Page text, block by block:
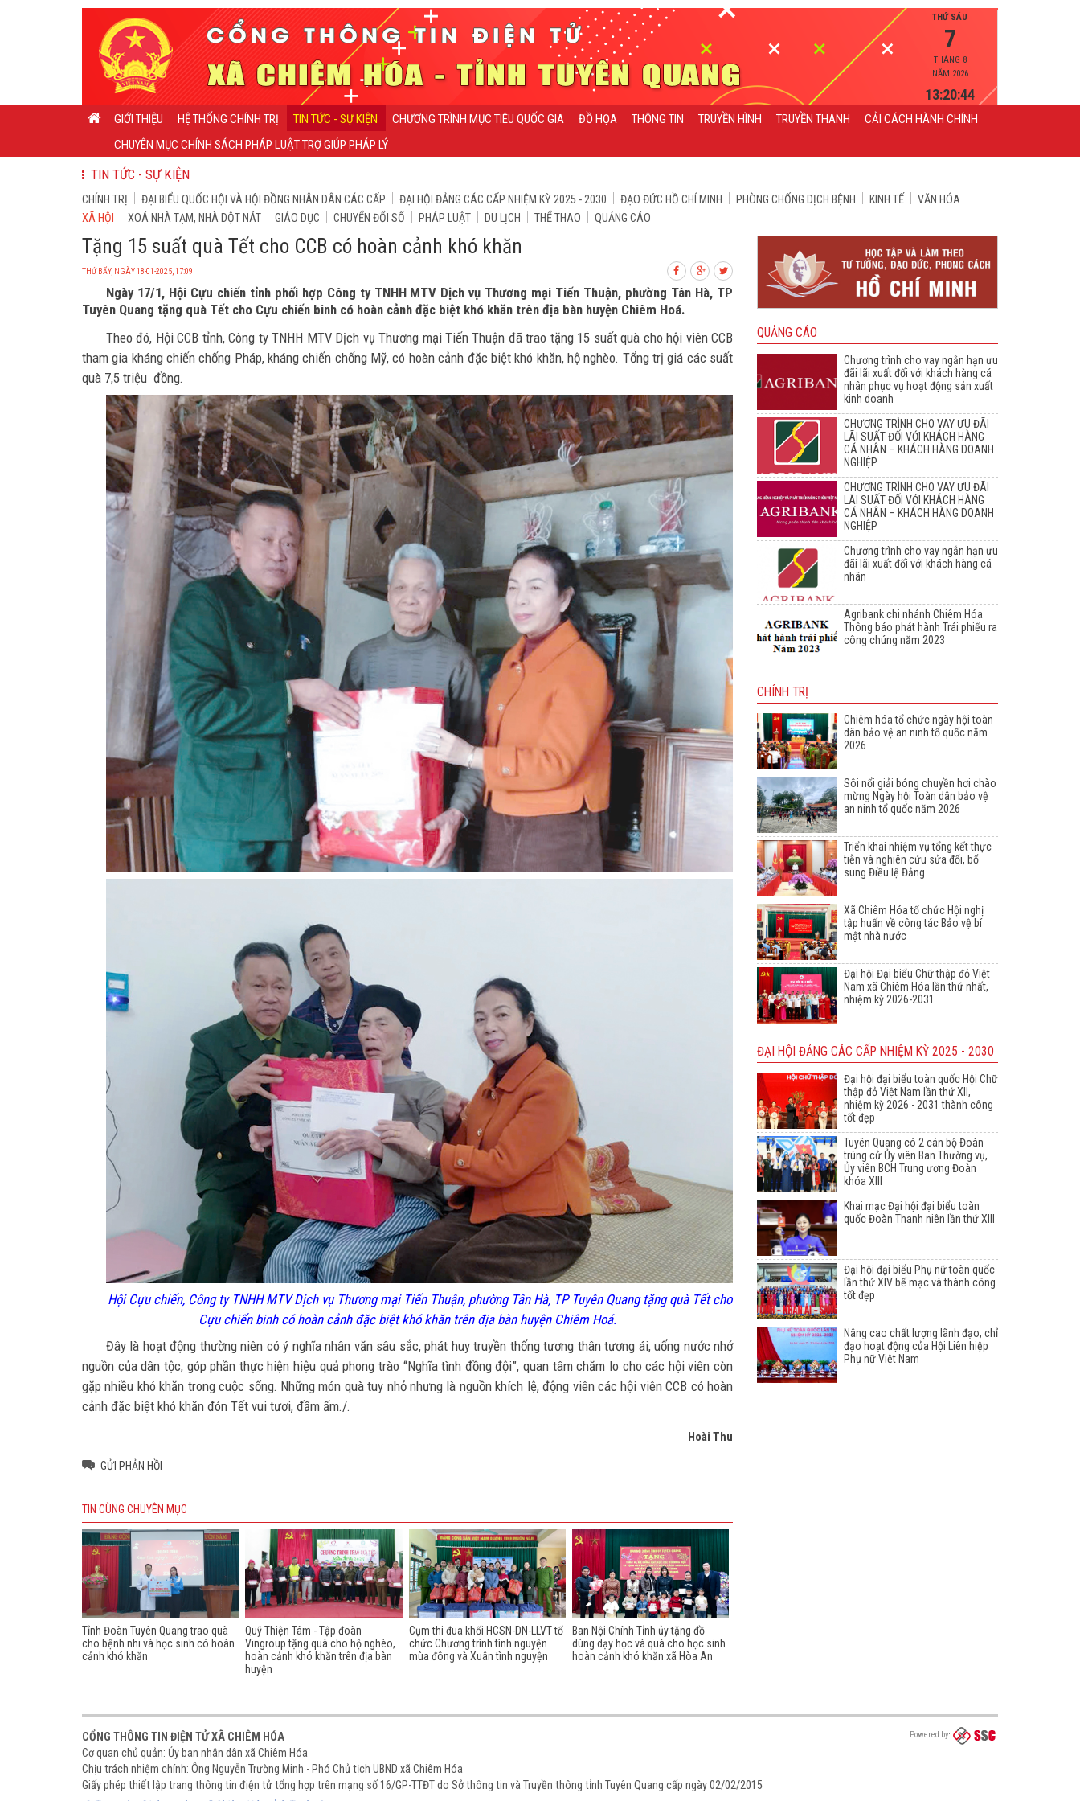
THỨ SÁU
7
THÁNG 8
NĂM 2026
13:20:46
GIỚI THIỆU HỆ THỐNG CHÍNH TRỊ TIN TỨC - SỰ KIỆN CHƯƠNG TRÌNH MỤC TIÊU QUỐC GIA ĐỒ HỌA THÔNG TIN TRUYỀN HÌNH TRUYỀN THANH
CẢI CÁCH HÀNH CHÍNH
CHUYÊN MỤC CHÍNH SÁCH PHÁP LUẬT TRỢ GIÚP PHÁP LÝ
TIN TỨC - SỰ KIỆN
CHÍNH TRỊ ĐẠI BIỂU QUỐC HỘI VÀ HỘI ĐỒNG NHÂN DÂN CÁC CẤP ĐẠI HỘI ĐẢNG CÁC CẤP NHIỆM KỲ 2025 - 2030 ĐẠO ĐỨC HỒ CHÍ MINH PHÒNG CHỐNG DỊCH BỆNH KINH TẾ
VĂN HÓA
XÃ HỘI
XOÁ NHÀ TẠM, NHÀ DỘT NÁT GIÁO DỤC CHUYỂN ĐỔI SỐ PHÁP LUẬT DU LỊCH THỂ THAO QUẢNG CÁO
Tặng 15 suất quà Tết cho CCB có hoàn cảnh khó khăn
THỨ BẨY, NGÀY 18-01-2025, 17:09
Ngày 17/1, Hội Cựu chiến tỉnh phối hợp Công ty TNHH MTV Dịch vụ Thương mại Tiến Thuận, phường Tân Hà, TP
Tuyên Quang tặng quà Tết cho Cựu chiến binh có hoàn cảnh đặc biệt khó khăn trên địa bàn huyện Chiêm Hoá.
Theo đó, Hội CCB tỉnh, Công ty TNHH MTV Dịch vụ Thương mại Tiến Thuận đã trao tặng 15 suất quà cho hội viên CCB
tham gia kháng chiến chống Pháp, kháng chiến chống Mỹ, có hoàn cảnh đặc biệt khó khăn, hộ nghèo. Tổng trị giá các suất
quà 7,5 triệu đồng.
Hội Cựu chiến, Công ty TNHH MTV Dịch vụ Thương mại Tiến Thuận, phường Tân Hà, TP Tuyên Quang tặng quà Tết cho
Cựu chiến binh có hoàn cảnh đặc biệt khó khăn trên địa bàn huyện Chiêm Hoá.
Đây là hoạt động thường niên có ý nghĩa nhân văn sâu sắc, phát huy truyền thống tương thân tương ái, uống nước nhớ
nguồn của dân tộc, góp phần thực hiện hiệu quả phong trào “Nghĩa tình đồng đội”, quan tâm chăm lo cho các hội viên còn
gặp nhiều khó khăn trong cuộc sống. Những món quà tuy nhỏ nhưng là nguồn khích lệ, động viên các hội viên CCB có hoàn
cảnh đặc biệt khó khăn đón Tết vui tươi, đầm ấm./.
Hoài Thu
GỬI PHẢN HỒI
TIN CÙNG CHUYÊN MỤC
Tỉnh Đoàn Tuyên Quang trao quà
cho bệnh nhi và học sinh có hoàn
cảnh khó khăn
Quỹ Thiện Tâm - Tập đoàn
Vingroup tặng quà cho hộ nghèo,
hoàn cảnh khó khăn trên địa bàn
huyện
Cụm thi đua khối HCSN-DN-LLVT tổ
chức Chương trình tình nguyện
mùa đông và Xuân tình nguyện
Ban Nội Chính Tỉnh ủy tặng đồ
dùng dạy học và quà cho học sinh
hoàn cảnh khó khăn xã Hòa An
QUẢNG CÁO
Chương trình cho vay ngắn hạn ưu
đãi lãi xuất đối với khách hàng cá
nhân phục vụ hoạt động sản xuất
kinh doanh
CHƯƠNG TRÌNH CHO VAY ƯU ĐÃI
LÃI SUẤT ĐỐI VỚI KHÁCH HÀNG
CÁ NHÂN – KHÁCH HÀNG DOANH
NGHIỆP
CHƯƠNG TRÌNH CHO VAY ƯU ĐÃI
LÃI SUẤT ĐỐI VỚI KHÁCH HÀNG
CÁ NHÂN – KHÁCH HÀNG DOANH
NGHIỆP
Chương trình cho vay ngắn hạn ưu
đãi lãi xuất đối với khách hàng cá
nhân
Agribank chi nhánh Chiêm Hóa
Thông báo phát hành Trái phiếu ra
công chúng năm 2023
CHÍNH TRỊ
Chiêm hóa tổ chức ngày hội toàn
dân bảo vệ an ninh tổ quốc năm
2026
Sôi nổi giải bóng chuyền hơi chào
mừng Ngày hội Toàn dân bảo vệ
an ninh tổ quốc năm 2026
Triển khai nhiệm vụ tổng kết thực
tiễn và nghiên cứu sửa đổi, bổ
sung Điều lệ Đảng
Xã Chiêm Hóa tổ chức Hội nghị
tập huấn về công tác Bảo vệ bí
mật nhà nước
Đại hội Đại biểu Chữ thập đỏ Việt
Nam xã Chiêm Hóa lần thứ nhất,
nhiệm kỳ 2026-2031
ĐẠI HỘI ĐẢNG CÁC CẤP NHIỆM KỲ 2025 - 2030
Đại hội đại biểu toàn quốc Hội Chữ
thập đỏ Việt Nam lần thứ XII,
nhiệm kỳ 2026 - 2031 thành công
tốt đẹp
Tuyên Quang có 2 cán bộ Đoàn
trúng cử Ủy viên Ban Thường vụ,
Ủy viên BCH Trung ương Đoàn
khóa XIII
Khai mạc Đại hội đại biểu toàn
quốc Đoàn Thanh niên lần thứ XIII
Đại hội đại biểu Phụ nữ toàn quốc
lần thứ XIV bế mạc và thành công
tốt đẹp
Nâng cao chất lượng lãnh đạo, chỉ
đạo hoạt động của Hội Liên hiệp
Phụ nữ Việt Nam
Powered by
CỔNG THÔNG TIN ĐIỆN TỬ XÃ CHIÊM HÓA
Cơ quan chủ quản: Ủy ban nhân dân xã Chiêm Hóa
Chịu trách nhiệm chính: Ông Nguyễn Trường Minh - Phó Chủ tịch UBND xã Chiêm Hóa
Giấy phép thiết lập trang thông tin điện tử tổng hợp trên mạng số 16/GP-TTĐT do Sở thông tin và Truyền thông tỉnh Tuyên Quang cấp ngày 02/02/2015